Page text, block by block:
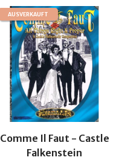
AUSVERKAUFT
Comme Il Faut - Castle
Falkenstein